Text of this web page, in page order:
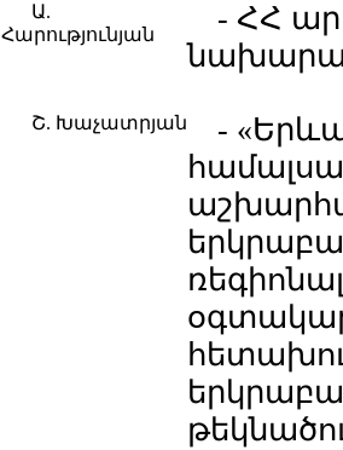
Ա.
Հարությունյան
- ՀՀ
Շ. Խաչատրյան
-